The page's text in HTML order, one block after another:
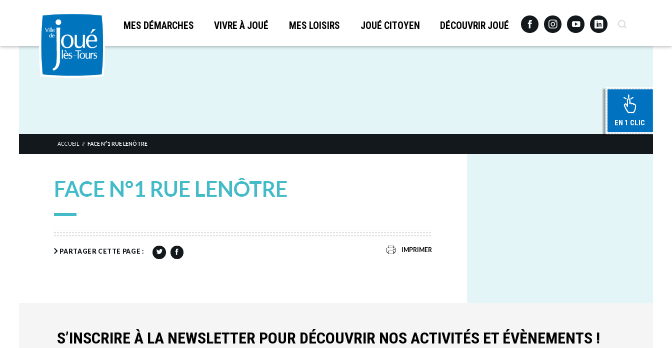
Aller
MES DÉMARCHES VIVRE À JOUÉ MES LOISIRS JOUÉ CITOYEN DÉCOUVRIR JOUÉ FacebookInstagramYoutubeLinkedinRecherche
EN 1 CLIC
ACCUEIL // FACE N°1 RUE LENÔTRE
FACE N°1 RUE LENÔTRE
PARTAGER CETTE PAGE : IMPRIMER
S’INSCRIRE À LA NEWSLETTER POUR DÉCOUVRIR NOS ACTIVITÉS ET ÉVÈNEMENTS !